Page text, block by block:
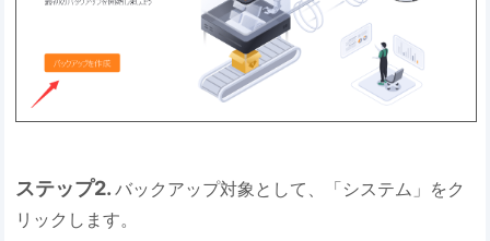
ステップ2.バックアップ対象として、「システム」をク
リックします。